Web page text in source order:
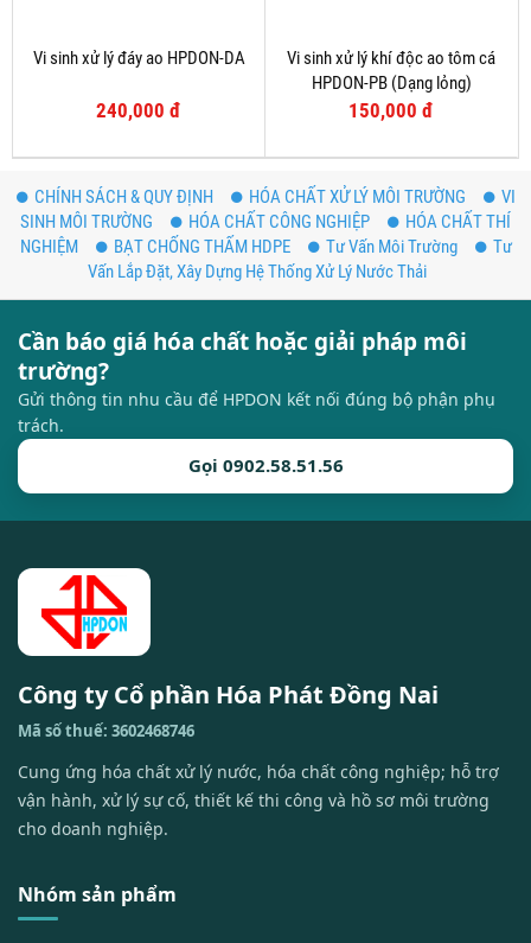
Vi sinh xử lý đáy ao HPDON-DA
240,000 đ
Vi sinh xử lý khí độc ao tôm cá
HPDON-PB (Dạng lỏng)
150,000 đ
CHÍNH SÁCH & QUY ĐỊNH HÓA CHẤT XỬ LÝ MÔI TRƯỜNG
VI
SINH MÔI TRƯỜNG
HÓA CHẤT CÔNG NGHIỆP
HÓA CHẤT THÍ
NGHIỆM
BẠT CHỐNG THẤM HDPE Tư Vấn Môi Trường
Tư
Vấn Lắp Đặt, Xây Dựng Hệ Thống Xử Lý Nước Thải
Cần báo giá hóa chất hoặc giải pháp môi
trường?
Gửi thông tin nhu cầu để HPDON kết nối đúng bộ phận phụ
trách.
Gọi 0902.58.51.56
Công ty Cổ phần Hóa Phát Đồng Nai
Mã số thuế: 3602468746
Cung ứng hóa chất xử lý nước, hóa chất công nghiệp; hỗ trợ
vận hành, xử lý sự cố, thiết kế thi công và hồ sơ môi trường
cho doanh nghiệp.
Nhóm sản phẩm